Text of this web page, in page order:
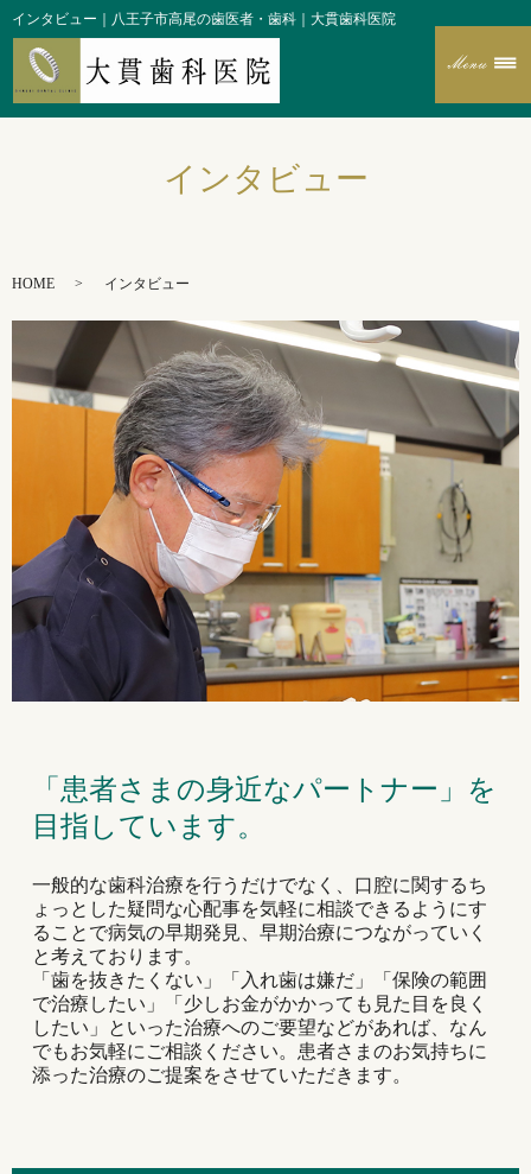
インタビュー｜八王子市高尾の歯医者・歯科｜大貫歯科医院
インタビュー
HOME インタビュー
「患者さまの身近なパートナー」を
目指しています。
一般的な歯科治療を行うだけでなく、口腔に関するち
ょっとした疑問な心配事を気軽に相談できるようにす
ることで病気の早期発見、早期治療につながっていく
と考えております。
「歯を抜きたくない」「入れ歯は嫌だ」「保険の範囲
で治療したい」「少しお金がかかっても見た目を良く
したい」といった治療へのご要望などがあれば、なん
でもお気軽にご相談ください。患者さまのお気持ちに
添った治療のご提案をさせていただきます。